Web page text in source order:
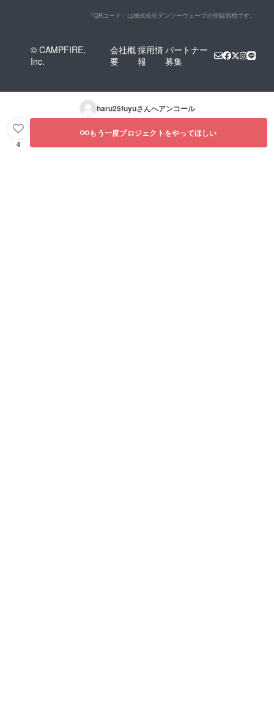
「QRコード」は株式会社デンソーウェーブの登録商標です。
© CAMPFIRE,
Inc.
会社概
要
採用情
報
パートナー
募集
haru25fuyuさんへアンコール
4
もう一度プロジェクトをやってほしい